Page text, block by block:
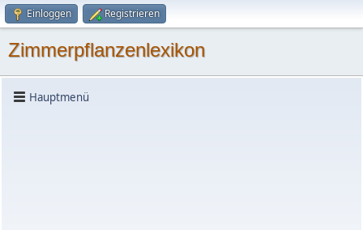
Einloggen Registrieren
Zimmerpflanzenlexikon
Hauptmenü